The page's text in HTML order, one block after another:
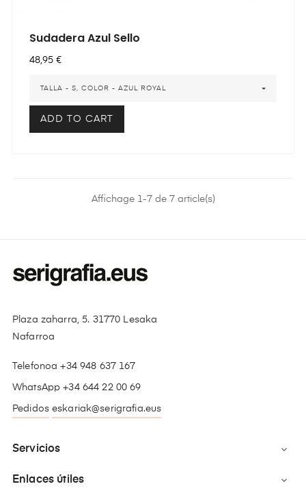
Sudadera Azul Sello
Precio
48,95 €
TALLA - S, COLOR - AZUL ROYAL
ADD TO CART
Affichage 1-7 de 7 article(s)
Plaza zaharra, 5. 31770 Lesaka
Nafarroa
Telefonoa +34 948 637 167
WhatsApp +34 644 22 00 69
Pedidos eskariak@serigrafia.eus
Servicios 
Enlaces útiles 